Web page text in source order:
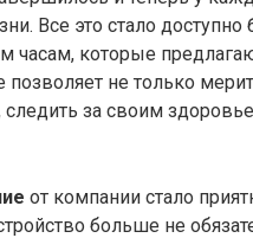
Все это стало
часам, которые
не только
за своим
от компании стало
больше не